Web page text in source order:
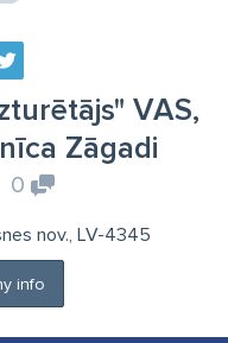
VAS,
Zāgadi
0
nov., LV-4345
info